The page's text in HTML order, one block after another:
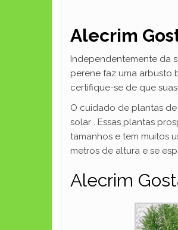
Alecrim
Independentemente da
perene faz uma arbusto
certifique-se de que
O cuidado de plantas
solar . Essas plantas
tamanhos e tem muitos
metros de altura e se
Alecrim